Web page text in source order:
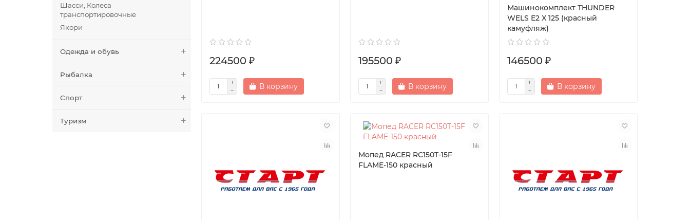
Шасси, Колеса
транспортировочные
Якори
Одежда и обувь
Рыбалка
Спорт
Туризм
224500 ₽
В корзину
195500 ₽
В корзину
Машинокомплект THUNDER
WELS E2 X 125 (красный
камуфляж)
146500 ₽
В корзину
Мопед RACER RC150T-15F
FLAME-150 красный